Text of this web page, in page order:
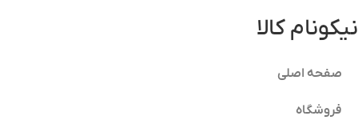
نیکونام کالا
صفحه اصلی
فروشگاه